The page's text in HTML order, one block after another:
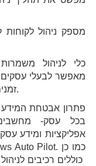
מאפשר לבעלי עסקים
זמנים, להקצות משימות ולנהל תקשורת ביניהם.
פתרון אבטחת המידע
בכל עסק-
אפליקציות ומידע
כוללים רכיבים